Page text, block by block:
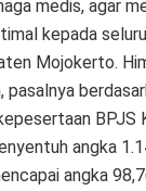
medis, agar
kepada
Mojokerto.
pasalnya
BPJS
angka
angka